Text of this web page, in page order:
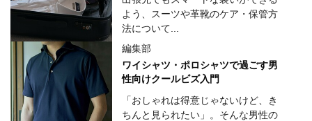
よう、スーツや革靴のケア・保管方
法について...
編集部
ワイシャツ・ポロシャツで過ごす男
性向けクールビズ入門
「おしゃれは得意じゃないけど、き
ちんと見られたい」。そんな男性の